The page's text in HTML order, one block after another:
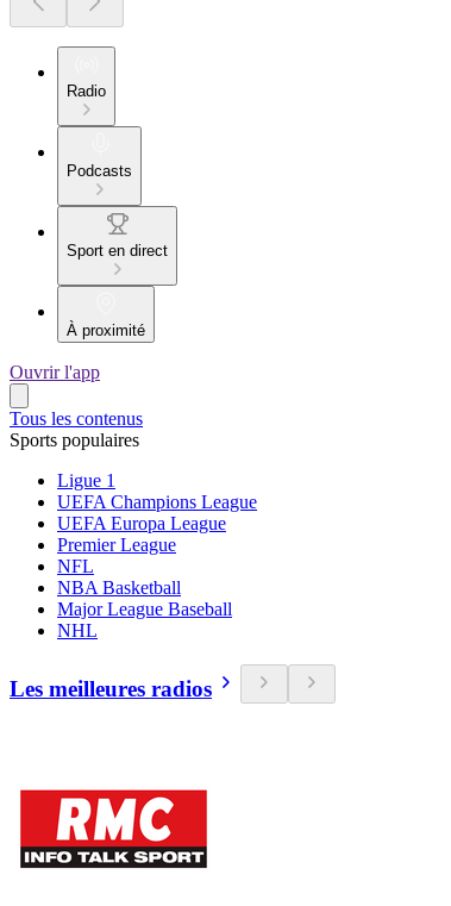
Radio
Podcasts
Sport en direct
À proximité
Ouvrir l'app
Tous les contenus
Sports populaires
Ligue 1
UEFA Champions League
UEFA Europa League
Premier League
NFL
NBA Basketball
Major League Baseball
NHL
Les meilleures radios